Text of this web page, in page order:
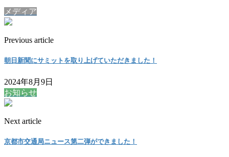
メディア
Previous article
朝日新聞にサミットを取り上げていただきました！
2024年8月9日
お知らせ
Next article
京都市交通局ニュース第二弾ができました！